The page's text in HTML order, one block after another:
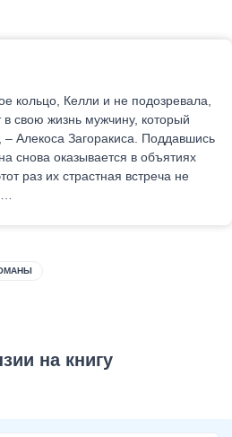
кольцо, Келли и не подозревала,
свою жизнь мужчину, который
Алекоса Загоракиса. Поддавшись
снова оказывается в объятиях
раз их страстная встреча не
на книгу